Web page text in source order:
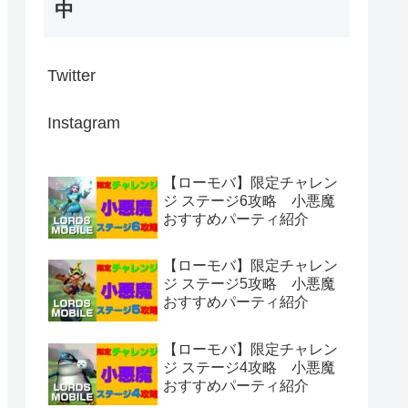
中
Twitter
Instagram
【ローモバ】限定チャレン
ジ ステージ6攻略 小悪魔
おすすめパーティ紹介
【ローモバ】限定チャレン
ジ ステージ5攻略 小悪魔
おすすめパーティ紹介
【ローモバ】限定チャレン
ジ ステージ4攻略 小悪魔
おすすめパーティ紹介